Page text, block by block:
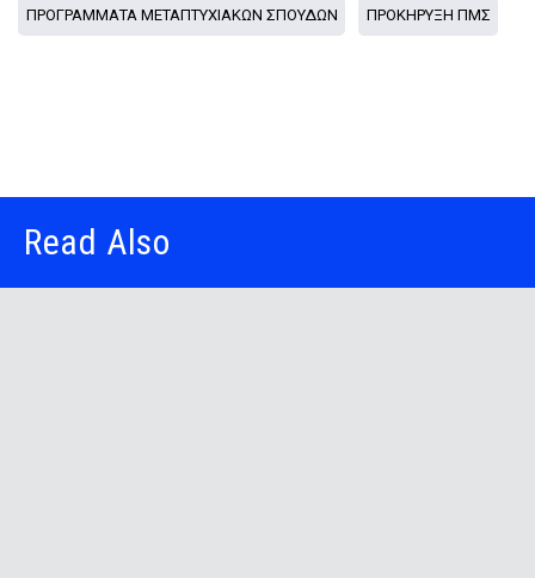
ΠΡΟΓΡΑΜΜΑΤΑ ΜΕΤΑΠΤΥΧΙΑΚΩΝ ΣΠΟΥΔΩΝ ΠΡΟΚΗΡΥΞΗ ΠΜΣ
Read Also